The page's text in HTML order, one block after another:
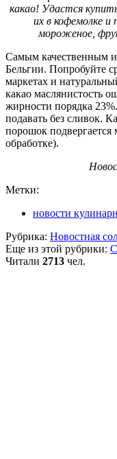
какао! Удастся
их в кофемолке
мороженое,
Самым качественным
Бельгии. Попробуйте
маркетах и
какао маслянистость
жирности порядка
подавать без сливок.
порошок
обработке).
Метки:
новости
Рубрика: Новостная
Еще из этой рубрики:
Читали 2713 чел.